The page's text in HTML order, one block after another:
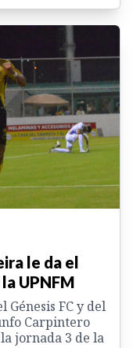
le da el
UPNFM
FC y del
Carpintero
jornada 3 de la